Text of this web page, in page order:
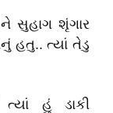
સુહાગ શૃંગાર
હતુ.. ત્યાં તેડુ
હું ડાકી